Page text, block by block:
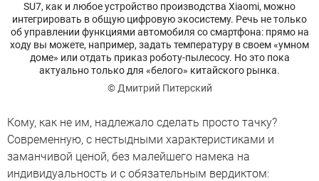
SU7, как и любое устройство производства Xiaomi, можно
интегрировать в общую цифровую экосистему. Речь не только
об управлении функциями автомобиля со смартфона: прямо на
ходу вы можете, например, задать температуру в своем «умном
доме» или отдать приказ роботу-пылесосу. Но это пока
актуально только для «белого» китайского рынка.
© Дмитрий Питерский
Кому, как не им, надлежало сделать просто тачку?
Современную, с нестыдными характеристиками и
заманчивой ценой, без малейшего намека на
индивидуальность и с обязательным вердиктом: